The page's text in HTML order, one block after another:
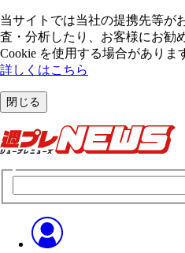
当サイトでは当社の提携先等が
査・分析したり、お客様にお勧
Cookie を使⽤する場合がありま
詳しくはこちら
閉じる